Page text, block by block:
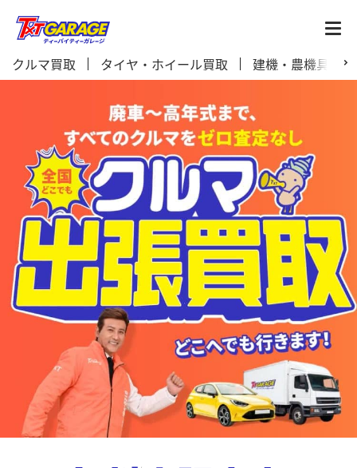
クルマ買取 タイヤ・ホイール買取 建機・農機具買取